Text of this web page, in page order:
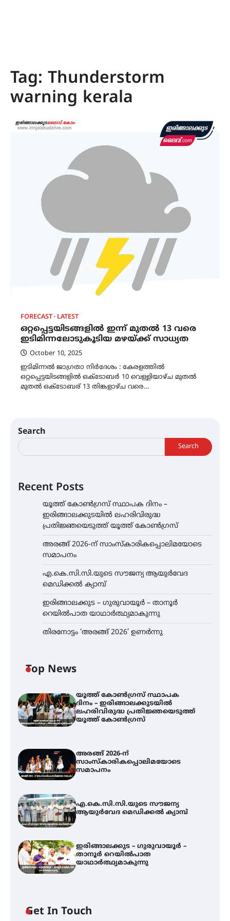
Tag: Thunderstorm
warning kerala
FORECAST LATEST
ഒറ്റപ്പെട്ടയിടങ്ങളിൽ ഇന്ന് മുതൽ 13 വരെ
ഇടിമിന്നലോടുകൂടിയ മഴയ്ക്ക് സാധ്യത
October 10, 2025
ഇടിമിന്നൽ ജാഗ്രതാ നിർദേശം : കേരളത്തിൽ
ഒറ്റപ്പെട്ടയിടങ്ങളിൽ ഒക്ടോബർ 10 വെള്ളിയാഴ്ച മുതൽ
മുതൽ ഒക്ടോബര് 13 തിങ്കളാഴ്ച വരെ…
Search
Search
Recent Posts
യൂത്ത് കോൺഗ്രസ്‌ സ്ഥാപക ദിനം –
ഇരിങ്ങാലക്കുടയിൽ ലഹരിവിരുദ്ധ
പ്രതിജ്ഞയെടുത്ത് യൂത്ത് കോൺഗ്രസ്
അരങ്ങ് 2026-ന് സാംസ്കാരികപ്പൊലിമയോടെ
സമാപനം
എ.കെ.സി.സി.യുടെ സൗജന്യ ആയുർവേദ
മെഡിക്കൽ ക്യാമ്പ്
ഇരിങ്ങാലക്കുട – ഗുരുവായൂർ – താനൂർ
റെയിൽപാത യാഥാർത്ഥ്യമാകുന്നു
തിരനോട്ടം ‘അരങ്ങ് 2026’ ഉണർന്നു
Top News
യൂത്ത് കോൺഗ്രസ്‌ സ്ഥാപക
ദിനം – ഇരിങ്ങാലക്കുടയിൽ
ലഹരിവിരുദ്ധ പ്രതിജ്ഞയെടുത്ത്
യൂത്ത് കോൺഗ്രസ്
അരങ്ങ് 2026-ന്
സാംസ്കാരികപ്പൊലിമയോടെ
സമാപനം
എ.കെ.സി.സി.യുടെ സൗജന്യ
ആയുർവേദ മെഡിക്കൽ ക്യാമ്പ്
ഇരിങ്ങാലക്കുട – ഗുരുവായൂർ –
താനൂർ റെയിൽപാത
യാഥാർത്ഥ്യമാകുന്നു
Get In Touch